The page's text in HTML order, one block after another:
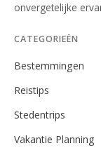
onvergetelijke
CATEGORIEËN
Bestemmingen
Reistips
Stedentrips
Vakantie Planning